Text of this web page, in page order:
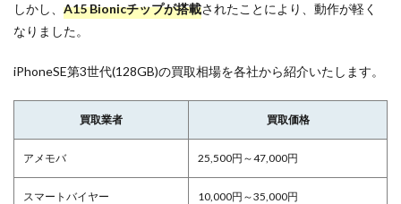
しかし、 A15 Bionicチップが搭載されたことにより、動作が軽く
なりました。
iPhoneSE第3世代(128GB)の買取相場を各社から紹介いたします。
買取業者 買取価格
アメモバ 25,500円～47,000円
スマートバイヤー 10,000円～35,000円